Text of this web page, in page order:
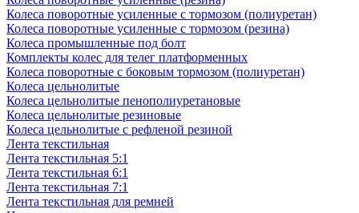
Колеса поворотные усиленные с тормозом (полиуретан)
Колеса поворотные усиленные с тормозом (резина)
Колеса промышленные под болт
Комплекты колес для телег платформенных
Колеса поворотные c боковым тормозом (полиуретан)
Колеса цельнолитые
Колеса цельнолитые пенополиуретановые
Колеса цельнолитые резиновые
Колеса цельнолитые с рефленой резиной
Лента текстильная
Лента текстильная 5:1
Лента текстильная 6:1
Лента текстильная 7:1
Лента текстильная для ремней